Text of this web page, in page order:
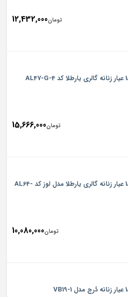
تومان12,432,000
تومان15,666,000
النگو طلا 18 عیار زنانه گالری یارطلا مدل لوز کد AL64-
تومان10,080,000